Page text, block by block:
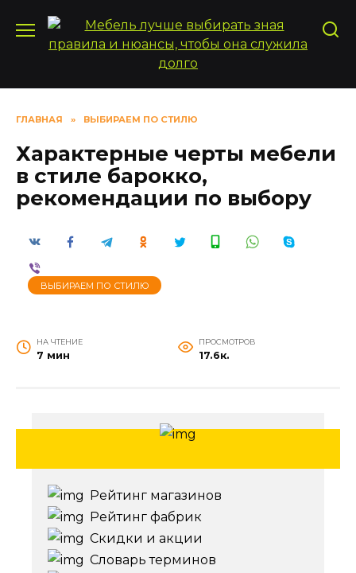
содержанию
ГЛАВНАЯ » ВЫБИРАЕМ ПО СТИЛЮ
Характерные черты мебели
в стиле барокко,
рекомендации по выбору
ВЫБИРАЕМ ПО СТИЛЮ
НА ЧТЕНИЕ
7 мин
ПРОСМОТРОВ
17.6к.
Рейтинг магазинов
Рейтинг фабрик
Скидки и акции
Словарь терминов